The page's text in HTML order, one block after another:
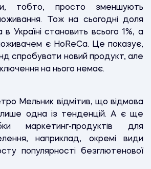
тобто, просто зменшують
Тож на сьогодні доля
в Україні становить всього 1%, а
є HоRеCа. Це показує,
спробувати новий продукт, але
на нього немає.
Мельник відмітив, що відмова
одна із тенденцій. А є ще
маркетинг-продуктів для
наприклад, окремі види
популярності безглютенової